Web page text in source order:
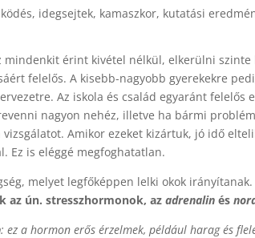
, idegsejtek, kamaszkor, kutatási
mindenkit érint kivétel nélkül, elkerülni szinte
felelős. A kisebb-nagyobb gyerekekre
Az iskola és család egyaránt felelős
nagyon nehéz, illetve ha bármi
vizsgálatot. Amikor ezeket kizártuk, jó idő
Ez is eléggé megfoghatatlan.
melyet legfőképpen lelki okok irányítanak.
az ún. stresszhormonok, az adrenalinés
: ez a hormon erős érzelmek, például harag és